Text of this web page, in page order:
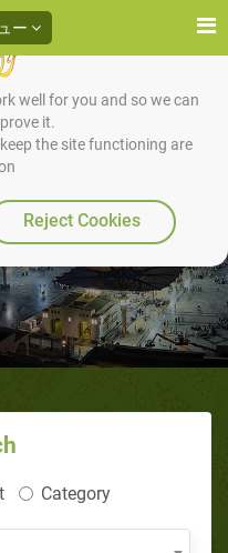
well for you and so we can
it.
the site functioning are
Reject Cookies
ー
：神々、人格
創造物への
Category